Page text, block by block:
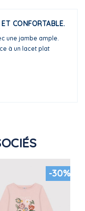
CONFORTABLE.
une jambe ample.
à un lacet plat
-30%